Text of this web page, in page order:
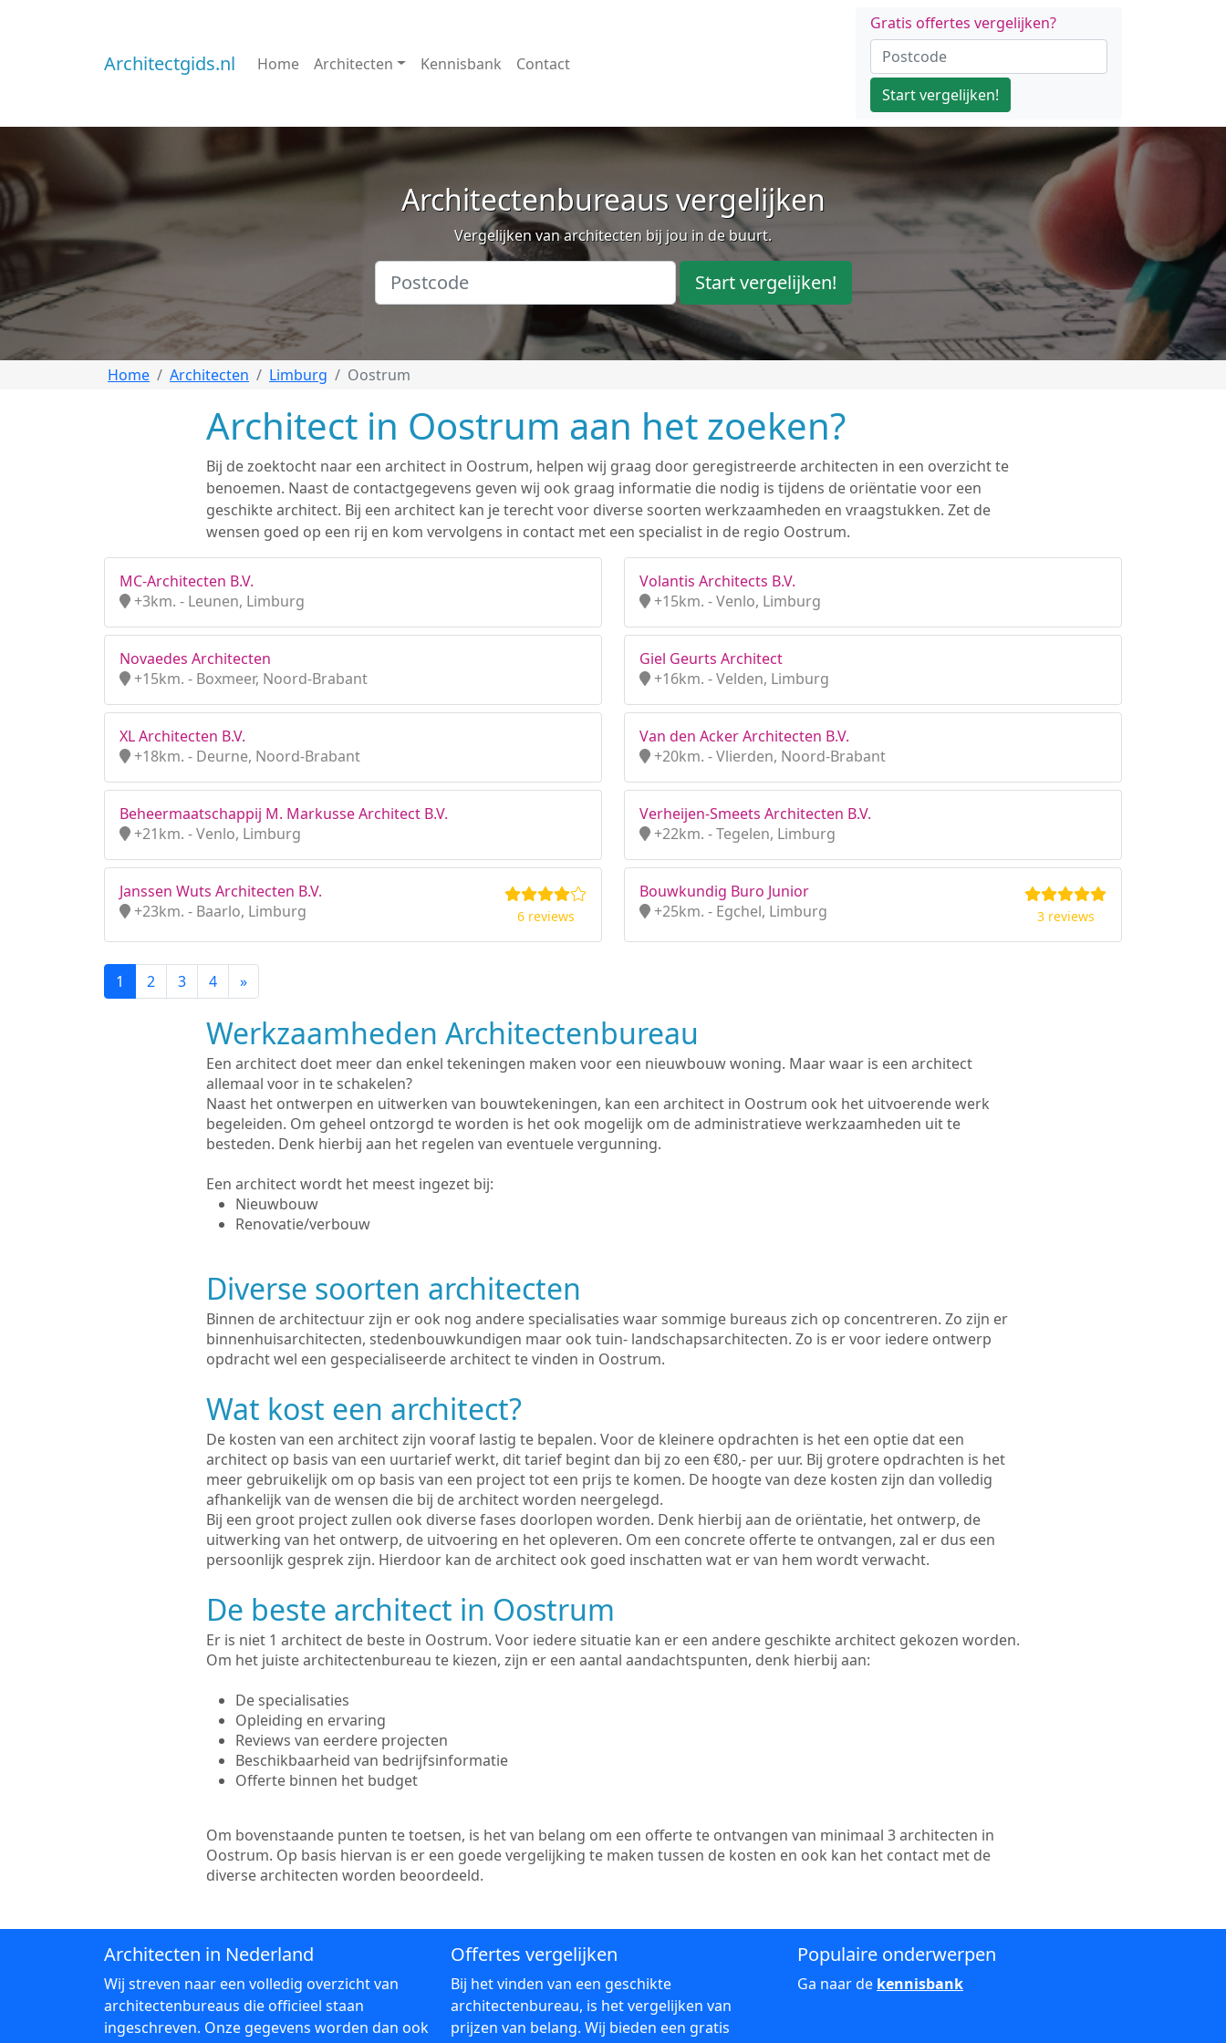
Architectgids.nl Home Architecten Kennisbank Contact
Gratis offertes vergelijken?
Start vergelijken!
Architectenbureaus vergelijken
Vergelijken van architecten bij jou in de buurt.
Start vergelijken!
Home Architecten Limburg Oostrum
Architect in Oostrum aan het zoeken?
Bij de zoektocht naar een architect in Oostrum, helpen wij graag door geregistreerde architecten in een overzicht te
benoemen. Naast de contactgegevens geven wij ook graag informatie die nodig is tijdens de oriëntatie voor een
geschikte architect. Bij een architect kan je terecht voor diverse soorten werkzaamheden en vraagstukken. Zet de
wensen goed op een rij en kom vervolgens in contact met een specialist in de regio Oostrum.
MC-Architecten B.V.
+3km. - Leunen, Limburg
Volantis Architects B.V.
+15km. - Venlo, Limburg
Novaedes Architecten
+15km. - Boxmeer, Noord-Brabant
Giel Geurts Architect
+16km. - Velden, Limburg
XL Architecten B.V.
+18km. - Deurne, Noord-Brabant
Van den Acker Architecten B.V.
+20km. - Vlierden, Noord-Brabant
Beheermaatschappij M. Markusse Architect B.V.
+21km. - Venlo, Limburg
Verheijen-Smeets Architecten B.V.
+22km. - Tegelen, Limburg
Janssen Wuts Architecten B.V.
+23km. - Baarlo, Limburg
6 reviews
Bouwkundig Buro Junior
+25km. - Egchel, Limburg
3 reviews
1 2 3 4 »
Werkzaamheden Architectenbureau
Een architect doet meer dan enkel tekeningen maken voor een nieuwbouw woning. Maar waar is een architect
allemaal voor in te schakelen?
Naast het ontwerpen en uitwerken van bouwtekeningen, kan een architect in Oostrum ook het uitvoerende werk
begeleiden. Om geheel ontzorgd te worden is het ook mogelijk om de administratieve werkzaamheden uit te
besteden. Denk hierbij aan het regelen van eventuele vergunning.
Een architect wordt het meest ingezet bij:
Nieuwbouw
Renovatie/verbouw
Diverse soorten architecten
Binnen de architectuur zijn er ook nog andere specialisaties waar sommige bureaus zich op concentreren. Zo zijn er
binnenhuisarchitecten, stedenbouwkundigen maar ook tuin- landschapsarchitecten. Zo is er voor iedere ontwerp
opdracht wel een gespecialiseerde architect te vinden in Oostrum.
Wat kost een architect?
De kosten van een architect zijn vooraf lastig te bepalen. Voor de kleinere opdrachten is het een optie dat een
architect op basis van een uurtarief werkt, dit tarief begint dan bij zo een €80,- per uur. Bij grotere opdrachten is het
meer gebruikelijk om op basis van een project tot een prijs te komen. De hoogte van deze kosten zijn dan volledig
afhankelijk van de wensen die bij de architect worden neergelegd.
Bij een groot project zullen ook diverse fases doorlopen worden. Denk hierbij aan de oriëntatie, het ontwerp, de
uitwerking van het ontwerp, de uitvoering en het opleveren. Om een concrete offerte te ontvangen, zal er dus een
persoonlijk gesprek zijn. Hierdoor kan de architect ook goed inschatten wat er van hem wordt verwacht.
De beste architect in Oostrum
Er is niet 1 architect de beste in Oostrum. Voor iedere situatie kan er een andere geschikte architect gekozen worden.
Om het juiste architectenbureau te kiezen, zijn er een aantal aandachtspunten, denk hierbij aan:
De specialisaties
Opleiding en ervaring
Reviews van eerdere projecten
Beschikbaarheid van bedrijfsinformatie
Offerte binnen het budget
Om bovenstaande punten te toetsen, is het van belang om een offerte te ontvangen van minimaal 3 architecten in
Oostrum. Op basis hiervan is er een goede vergelijking te maken tussen de kosten en ook kan het contact met de
diverse architecten worden beoordeeld.
Architecten in Nederland
Wij streven naar een volledig overzicht van
architectenbureaus die officieel staan
ingeschreven. Onze gegevens worden dan ook
Offertes vergelijken
Bij het vinden van een geschikte
architectenbureau, is het vergelijken van
prijzen van belang. Wij bieden een gratis
Populaire onderwerpen
Ga naar de kennisbank